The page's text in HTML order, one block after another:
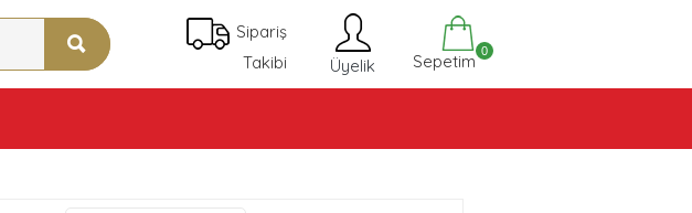
Sipariş
Takibi
Üyelik Sepetim 0